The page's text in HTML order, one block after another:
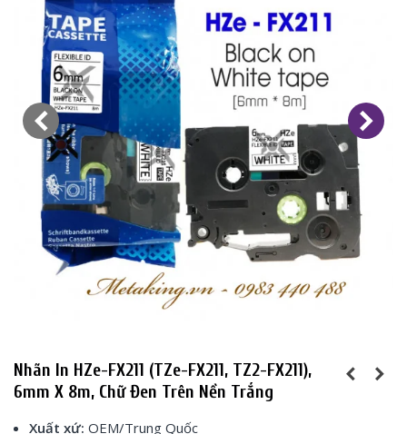
Nhãn In HZe-FX211 (TZe-FX211, TZ2-FX211),
6mm X 8m, Chữ Đen Trên Nền Trắng
Xuất xứ: OEM/Trung Quốc